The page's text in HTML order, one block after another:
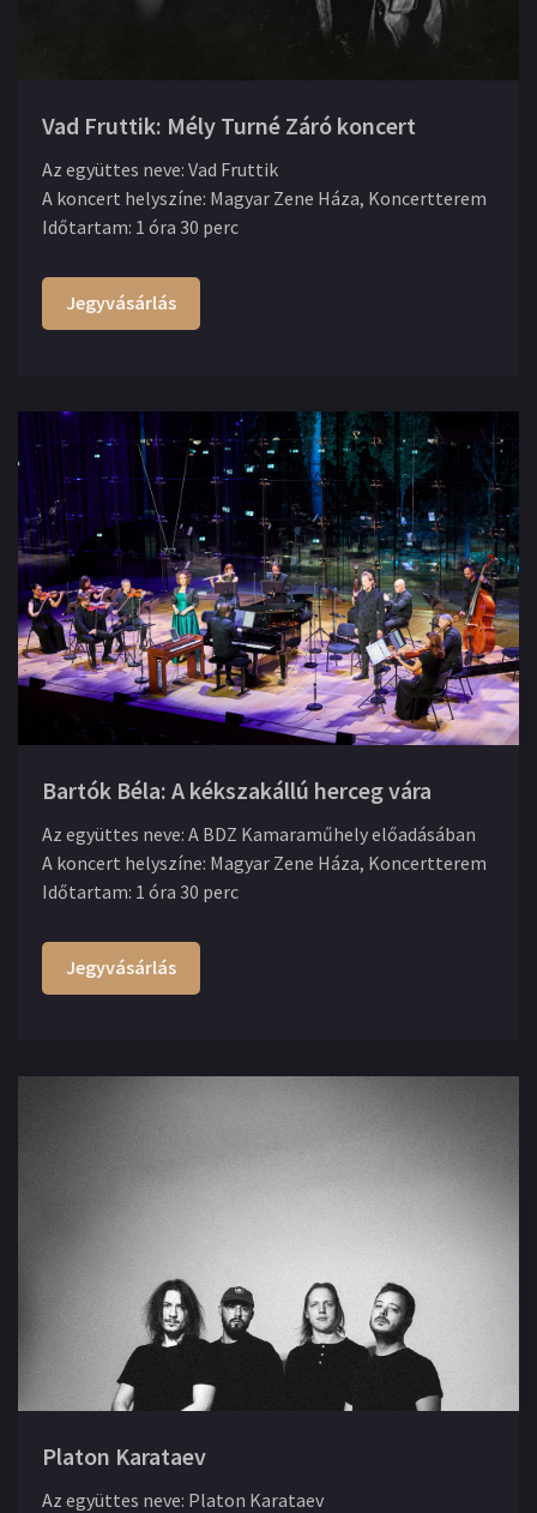
Vad Fruttik: Mély Turné Záró koncert
Az együttes neve: Vad Fruttik
A koncert helyszíne: Magyar Zene Háza, Koncertterem
Időtartam: 1 óra 30 perc
Jegyvásárlás
Bartók Béla: A kékszakállú herceg vára
Az együttes neve: A BDZ Kamaraműhely előadásában
A koncert helyszíne: Magyar Zene Háza, Koncertterem
Időtartam: 1 óra 30 perc
Jegyvásárlás
Platon Karataev
Az együttes neve: Platon Karataev